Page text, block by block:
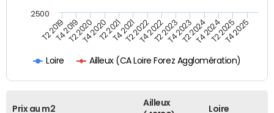
Loire Ailleux (CA Loire Forez Agglomération)
T2 2019T4 2019T2 2020T4 2020T2 2021T4 2021T2 2022T4 2022T2 2023T4 2023T2 2024T4 2024T2 2025T4 2025
2500
Prix au m2
Ailleux
Loire